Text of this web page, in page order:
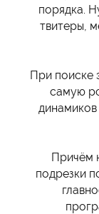
порядка.
твитеры,
При поиске
самую
Причём
подрезки